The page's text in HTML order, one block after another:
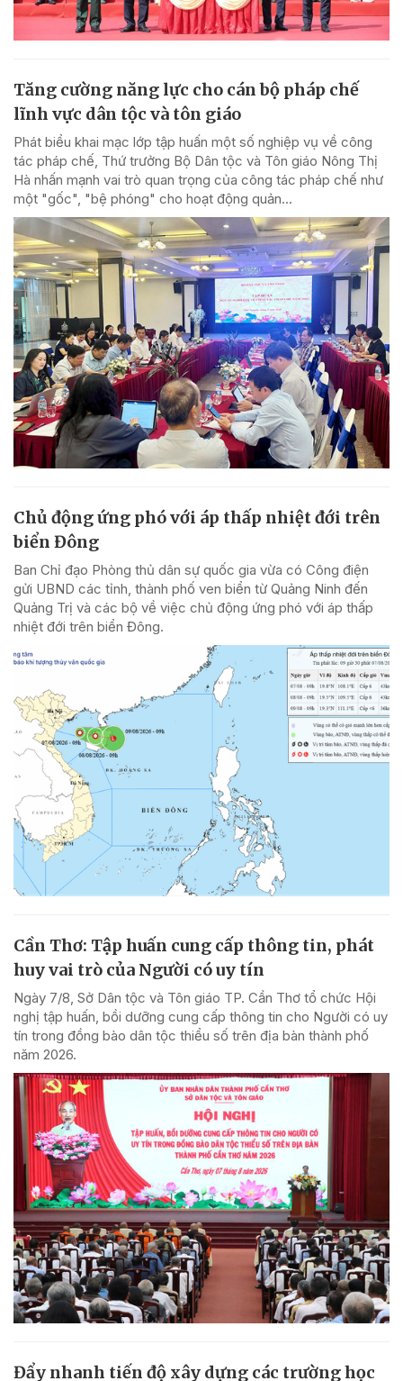
Tăng cường năng lực cho cán bộ pháp chế
lĩnh vực dân tộc và tôn giáo
Phát biểu khai mạc lớp tập huấn một số nghiệp vụ về công
tác pháp chế, Thứ trưởng Bộ Dân tộc và Tôn giáo Nông Thị
Hà nhấn mạnh vai trò quan trọng của công tác pháp chế như
một "gốc", "bệ phóng" cho hoạt động quản...
Chủ động ứng phó với áp thấp nhiệt đới trên
biển Đông
Ban Chỉ đạo Phòng thủ dân sự quốc gia vừa có Công điện
gửi UBND các tỉnh, thành phố ven biển từ Quảng Ninh đến
Quảng Trị và các bộ về việc chủ động ứng phó với áp thấp
nhiệt đới trên biển Đông.
Cần Thơ: Tập huấn cung cấp thông tin, phát
huy vai trò của Người có uy tín
Ngày 7/8, Sở Dân tộc và Tôn giáo TP. Cần Thơ tổ chức Hội
nghị tập huấn, bồi dưỡng cung cấp thông tin cho Người có uy
tín trong đồng bào dân tộc thiểu số trên địa bàn thành phố
năm 2026.
Đẩy nhanh tiến độ xây dựng các trường học